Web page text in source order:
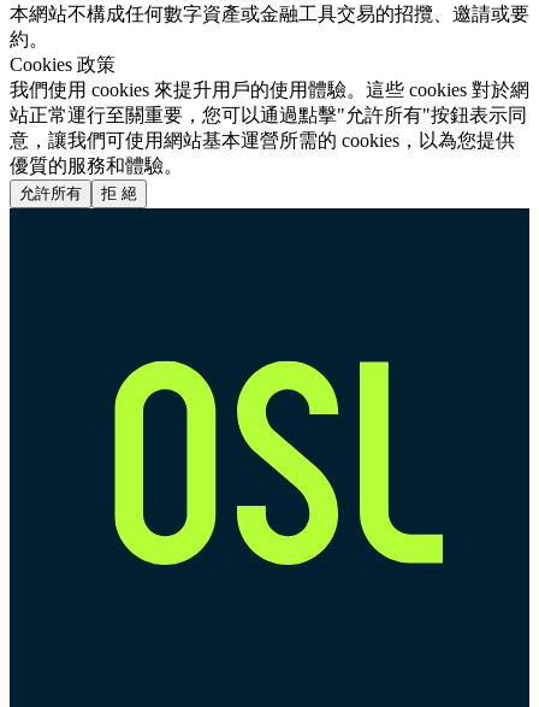
本網站不構成任何數字資產或金融工具交易的招攬、邀請或要
約。
Cookies 政策
我們使用 cookies 來提升用戶的使用體驗。這些 cookies 對於網
站正常運行至關重要，您可以通過點擊"允許所有"按鈕表示同
意，讓我們可使用網站基本運營所需的 cookies，以為您提供
優質的服務和體驗。
允許所有 拒 絕